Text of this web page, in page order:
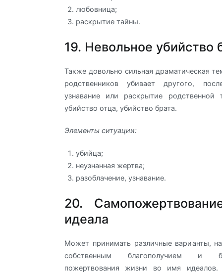
любовница;
раскрытие тайны.
19. Невольное убийство
Также довольно сильная драматическая
родственников убивает другого,
узнавание или раскрытие
убийство отца, убийство брата.
Элементы ситуации:
убийца;
неузнанная жертва;
разоблачение, узнавание.
20.
идеала
Может принимать различные варианты,
собственным благополучием и
пожертвования жизни во имя